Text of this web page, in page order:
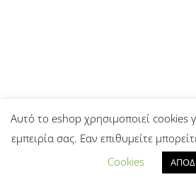
Αυτό το eshop χρησιμοποιεί cookies
εμπειρία σας. Εαν επιθυμείτε
Cookies